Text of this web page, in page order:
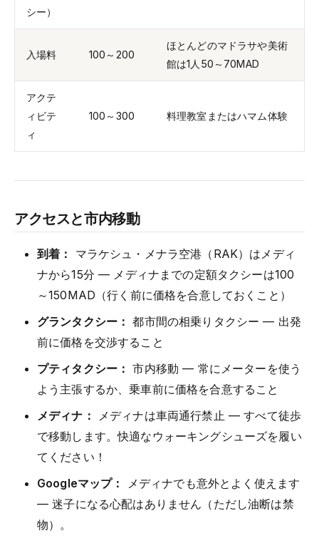
シー）
入場料 100～200
ほとんどのマドラサや美術
館は1人50～70MAD
アクテ
ィビテ
ィ
100～300 料理教室またはハマム体験
アクセスと市内移動
到着：
マラケシュ・メナラ空港（RAK）はメディ
ナから15分 — メディナまでの定額タクシーは100
～150MAD（行く前に価格を合意しておくこと）
グランタクシー： 都市間の相乗りタクシー — 出発
前に価格を交渉すること
プティタクシー： 市内移動 — 常にメーターを使う
よう主張するか、乗車前に価格を合意すること
メディナ：
メディナは車両通行禁止 — すべて徒歩
で移動します。快適なウォーキングシューズを履い
てください！
Googleマップ：
メディナでも意外とよく使えます
— 迷子になる心配はありません（ただし油断は禁
物）。